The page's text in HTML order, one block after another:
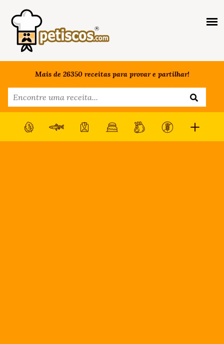
Mais de 26350 receitas para provar e partilhar!